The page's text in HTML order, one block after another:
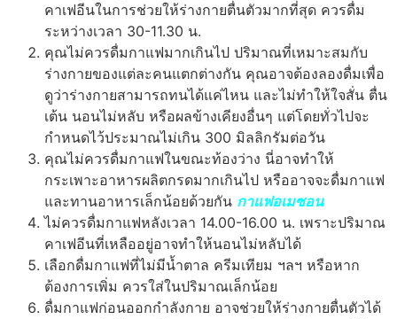
คาเฟอีนในการช่วยให้ร่างกายตื่นตัวมากที่สุด ควรดื่ม
ระหว่างเวลา 30-11.30 น.
คุณไม่ควรดื่มกาแฟมากเกินไป ปริมาณที่เหมาะสมกับ
ร่างกายของแต่ละคนแตกต่างกัน คุณอาจต้องลองดื่มเพื่อ
ดูว่าร่างกายสามารถทนได้แค่ไหน และไม่ทำให้ใจสั่น ตื่น
เต้น นอนไม่หลับ หรือผลข้างเคียงอื่นๆ แต่โดยทั่วไปจะ
กำหนดไว้ประมาณไม่เกิน 300 มิลลิกรัมต่อวัน
คุณไม่ควรดื่มกาแฟในขณะท้องว่าง นี่อาจทำให้
กระเพาะอาหารผลิตกรดมากเกินไป หรืออาจจะดื่มกาแฟ
และทานอาหารเล็กน้อยด้วยกัน กาแฟอเมซอน
ไม่ควรดื่มกาแฟหลังเวลา 14.00-16.00 น. เพราะปริมาณ
คาเฟอีนที่เหลืออยู่อาจทำให้นอนไม่หลับได้
เลือกดื่มกาแฟที่ไม่มีน้ำตาล ครีมเทียม ฯลฯ หรือหาก
ต้องการเพิ่ม ควรใส่ในปริมาณเล็กน้อย
ดื่มกาแฟก่อนออกกำลังกาย อาจช่วยให้ร่างกายตื่นตัวได้